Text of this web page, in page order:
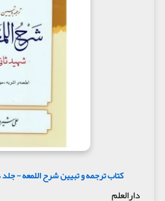
کتاب ترجمه و تبیین شرح اللمعه -
دارالعلم